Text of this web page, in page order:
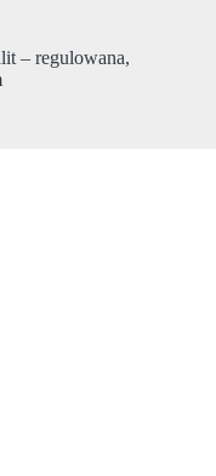
– regulowana,